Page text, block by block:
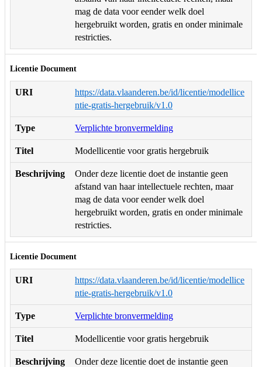
mag de data voor eender welk doel
hergebruikt worden, gratis en onder minimale
restricties.
Licentie Document
URI
https://data.vlaanderen.be/id/licentie/modellice
ntie-gratis-hergebruik/v1.0
Type Verplichte bronvermelding
Titel Modellicentie voor gratis hergebruik
Beschrijving
Onder deze licentie doet de instantie geen
afstand van haar intellectuele rechten, maar
mag de data voor eender welk doel
hergebruikt worden, gratis en onder minimale
restricties.
Licentie Document
URI
https://data.vlaanderen.be/id/licentie/modellice
ntie-gratis-hergebruik/v1.0
Type Verplichte bronvermelding
Titel Modellicentie voor gratis hergebruik
Beschrijving
Onder deze licentie doet de instantie geen